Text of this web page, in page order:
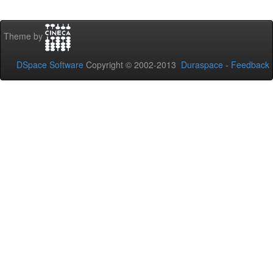
Theme by
DSpace Software Copyright © 2002-2013 Duraspace - Feedback